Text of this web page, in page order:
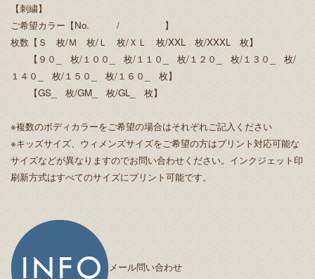
【刺繍】
ご希望カラー【No. / 】
枚数【Ｓ 枚/Ｍ 枚/Ｌ 枚/ＸＬ 枚/XXL 枚/XXXL 枚】
【９０_ 枚/１００_ 枚/１１０_ 枚/１２０_ 枚/１３０_ 枚/
１４０_ 枚/１５０_ 枚/１６０_ 枚】
【GS_ 枚/GM_ 枚/GL_ 枚】
※複数のボディカラーをご希望の場合はそれぞれご記入ください
※キッズサイズ、ウィメンズサイズをご希望の方はプリント対応可能な
サイズなどが異なりますのでお問い合わせください。インクジェット印
刷新方式はすべてのサイズにプリント可能です。
メール問い合わせ